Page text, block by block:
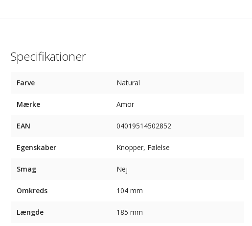
Specifikationer
Farve Natural
Mærke Amor
EAN 04019514502852
Egenskaber Knopper, Følelse
Smag Nej
Omkreds 104 mm
Længde 185 mm